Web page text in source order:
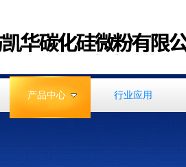
产品中心 行业应用